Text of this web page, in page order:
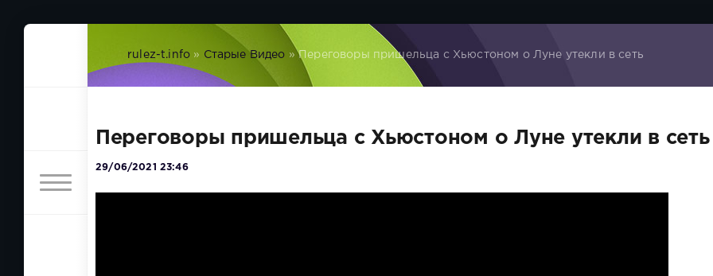
rulez-t.info » Старые Видео » Переговоры пришельца с Хьюстоном о Луне утекли в сеть
Переговоры пришельца с Хьюстоном о Луне утекли в сеть
29/06/2021 23:46